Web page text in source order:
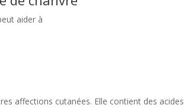
aider à
affections cutanées. Elle contient des acides